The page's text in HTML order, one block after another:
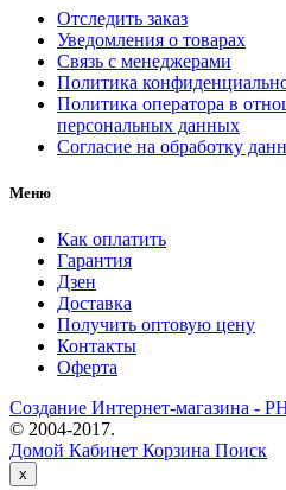
Отследить заказ
Уведомления о товарах
Связь с менеджерами
Политика
Политика оператора в
персональных данных
Согласие на обработку
Меню
Как оплатить
Гарантия
Дзен
Доставка
Получить оптовую цену
Контакты
Оферта
Создание Интернет-магазина -
© 2004-2017.
Домой Кабинет Корзина Поиск
x